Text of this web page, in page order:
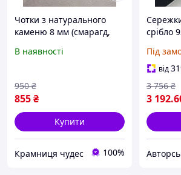
Чотки з натурального
каменю 8 мм (смарагд,
нефрит, амазоніт, жовта
намистин
В наявності
855₴
950 ₴
Купити
Крамниця чудес 100%
срібло
Під
від
3 192
3 756 ₴